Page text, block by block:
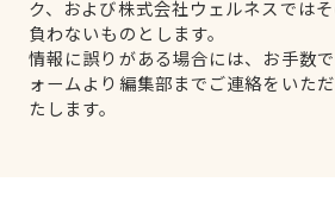
ク、および株式会社ウェルネスでは
負わないものとします。
情報に誤りがある場合には、お手数
ォームより編集部までご連絡をいた
たします。